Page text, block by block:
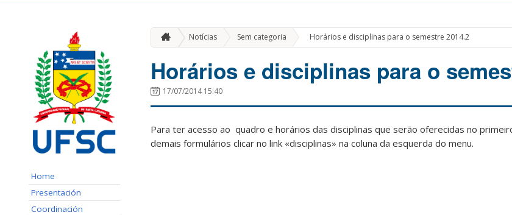
Home
Presentación
Coordinación
Notícias Sem categoria » Horários e disciplinas para o semestre 2014.2
Horários e disciplinas para o
17/07/2014 15:40
Para ter acesso ao quadro e horários das disciplinas que serão oferecidas no
demais formulários clicar no link «disciplinas» na coluna da esquerda do menu.